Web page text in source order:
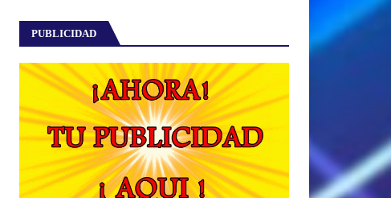
PUBLICIDAD